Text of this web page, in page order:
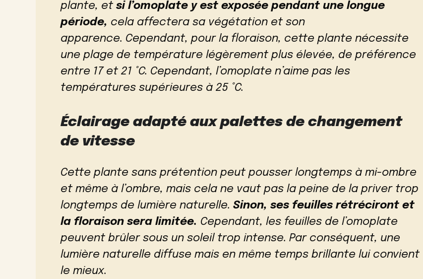
plante, et si l’omoplate y est exposée pendant une longue
période, cela affectera sa végétation et son
apparence. Cependant, pour la floraison, cette plante nécessite
une plage de température légèrement plus élevée, de préférence
entre 17 et 21 °C. Cependant, l’omoplate n’aime pas les
températures supérieures à 25 °C.
Éclairage adapté aux palettes de changement
de vitesse
Cette plante sans prétention peut pousser longtemps à mi-ombre
et même à l’ombre, mais cela ne vaut pas la peine de la priver trop
longtemps de lumière naturelle. Sinon, ses feuilles rétréciront et
la floraison sera limitée. Cependant, les feuilles de l’omoplate
peuvent brûler sous un soleil trop intense. Par conséquent, une
lumière naturelle diffuse mais en même temps brillante lui convient
le mieux.